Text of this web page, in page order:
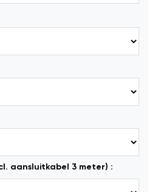
aansluitkabel 3 meter) :